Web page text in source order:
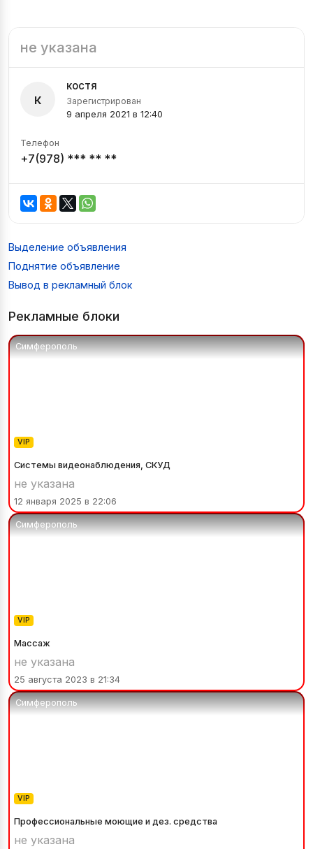
не указана
к
костя
Зарегистрирован
9 апреля 2021 в 12:40
Телефон
+7(978) *** ** **
Выделение объявления
Поднятие объявление
Вывод в рекламный блок
Рекламные блоки
Симферополь
VIP
Системы видеонаблюдения, СКУД
не указана
12 января 2025 в 22:06
Симферополь
VIP
Массаж
не указана
25 августа 2023 в 21:34
Симферополь
VIP
Профессиональные моющие и дез. средства
не указана